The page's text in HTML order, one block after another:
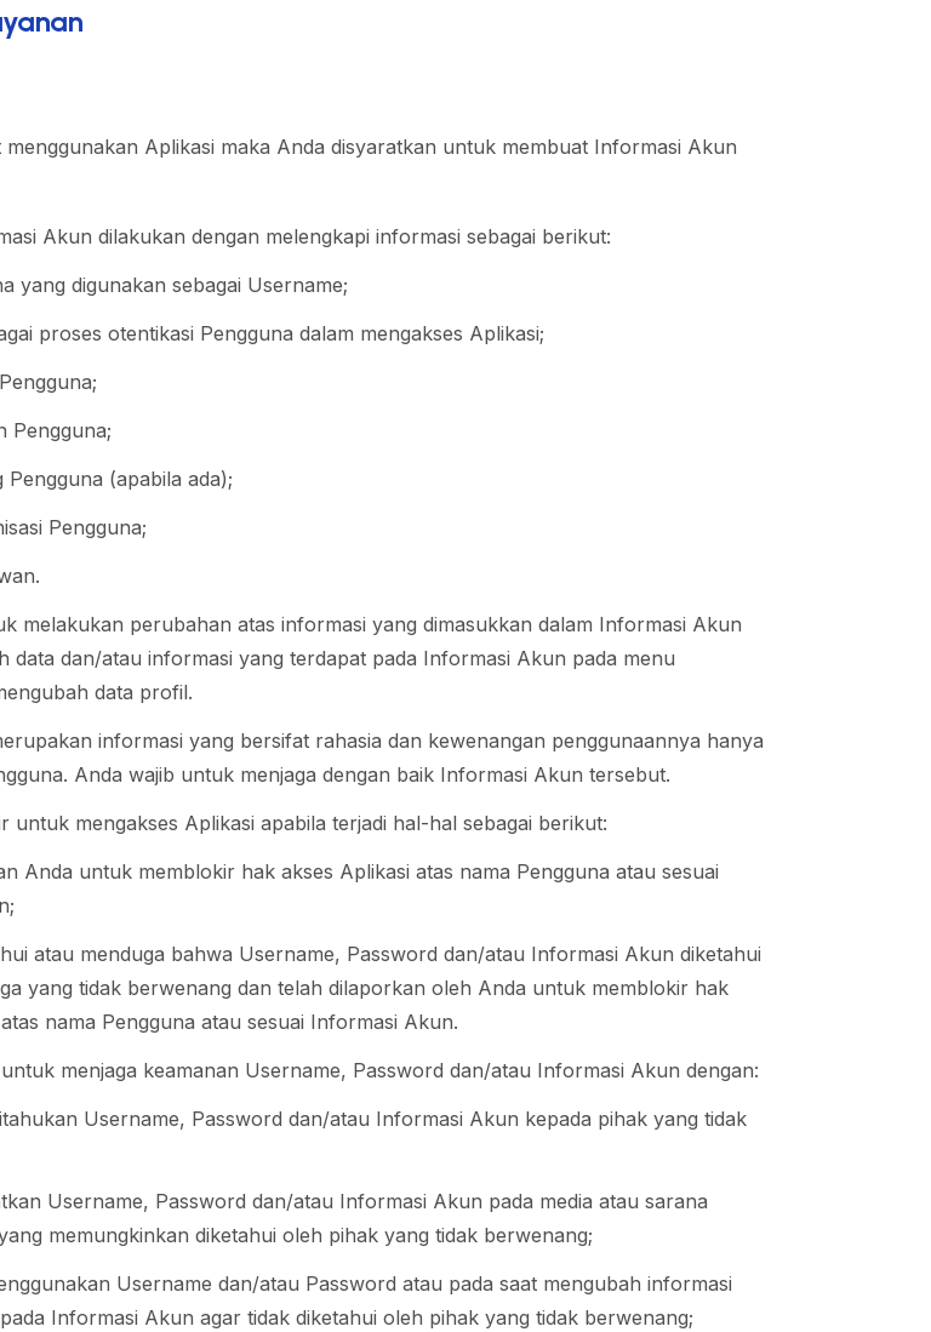
menggunakan Aplikasi maka Anda disyaratkan untuk membuat Informasi Akun
Akun dilakukan dengan melengkapi informasi sebagai berikut:
yang digunakan sebagai Username;
proses otentikasi Pengguna dalam mengakses Aplikasi;
Pengguna;
(apabila ada);
Pengguna;
melakukan perubahan atas informasi yang dimasukkan dalam Informasi Akun
data dan/atau informasi yang terdapat pada Informasi Akun pada menu
data profil.
informasi yang bersifat rahasia dan kewenangan penggunaannya hanya
Anda wajib untuk menjaga dengan baik Informasi Akun tersebut.
untuk mengakses Aplikasi apabila terjadi hal-hal sebagai berikut:
Anda untuk memblokir hak akses Aplikasi atas nama Pengguna atau sesuai
atau menduga bahwa Username, Password dan/atau Informasi Akun diketahui
yang tidak berwenang dan telah dilaporkan oleh Anda untuk memblokir hak
nama Pengguna atau sesuai Informasi Akun.
menjaga keamanan Username, Password dan/atau Informasi Akun dengan:
Username, Password dan/atau Informasi Akun kepada pihak yang tidak
Username, Password dan/atau Informasi Akun pada media atau sarana
memungkinkan diketahui oleh pihak yang tidak berwenang;
Username dan/atau Password atau pada saat mengubah informasi
Informasi Akun agar tidak diketahui oleh pihak yang tidak berwenang;